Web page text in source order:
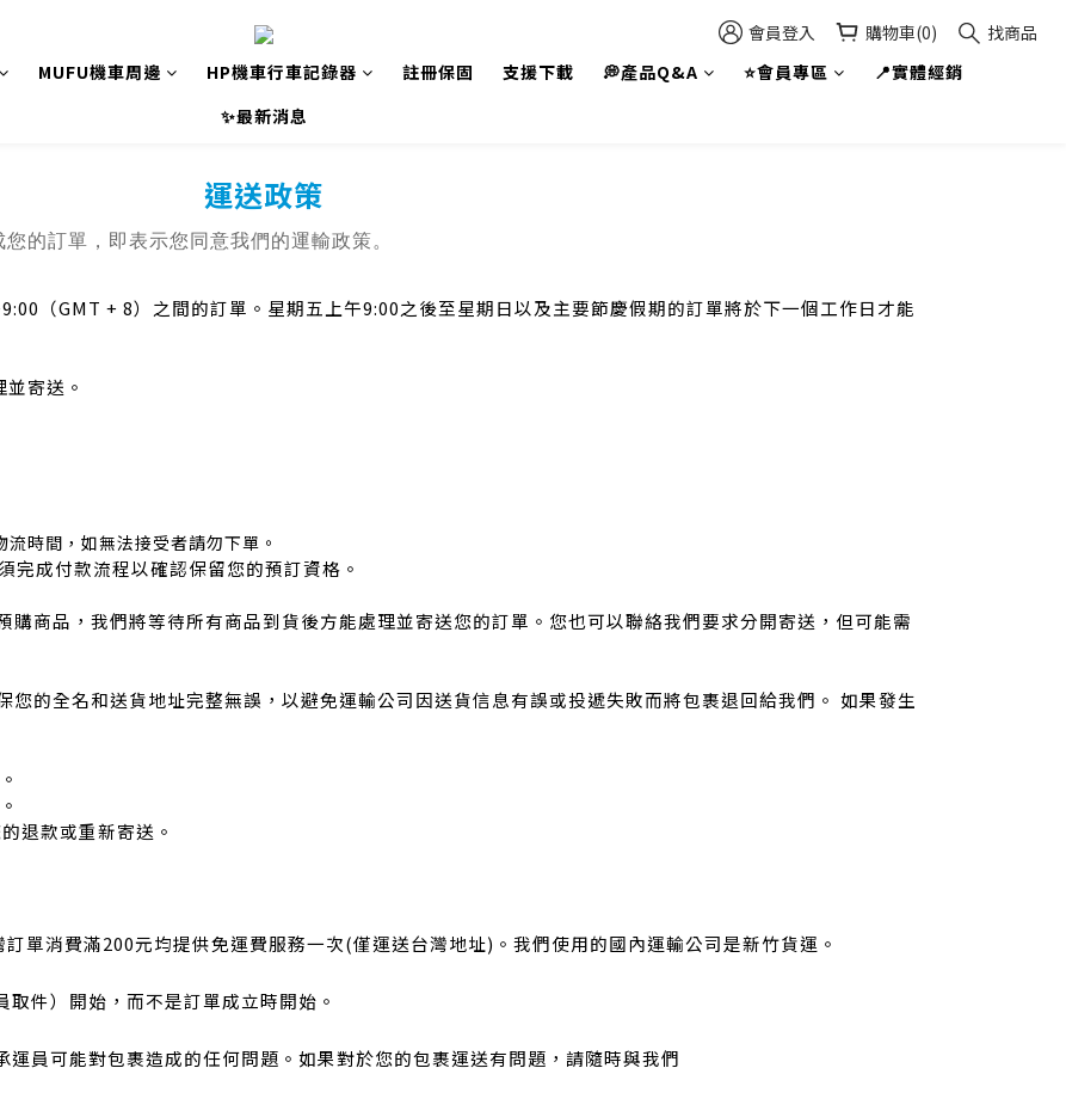
會員登入 購物車(0)
找商品
MUFU機車周邊 HP機車行車記錄器 註冊保固 支援下載 💭產品Q&A ⭐會員專區
📍實體經銷
✨最新消息
運送政策
的訂單，即表示您同意我們的運輸政策。
（GMT + 8）之間的訂單。星期五上午9:00之後至星期日以及主要節慶假期的訂單將於下一個工作日才能
寄送。
時間，如無法接受者請勿下單。
完成付款流程以確認保留您的預訂資格。
商品，我們將等待所有商品到貨後方能處理並寄送您的訂單。您也可以聯絡我們要求分開寄送，但可能需
的全名和送貨地址完整無誤，以避免運輸公司因送貨信息有誤或投遞失敗而將包裹退回給我們。 如果發生
退款或重新寄送。
訂單消費滿200元均提供免運費服務一次(僅運送台灣地址)。我們使用的國內運輸公司是新竹貨運。
件）開始，而不是訂單成立時開始。
員可能對包裹造成的任何問題。如果對於您的包裹運送有問題，請隨時與我們